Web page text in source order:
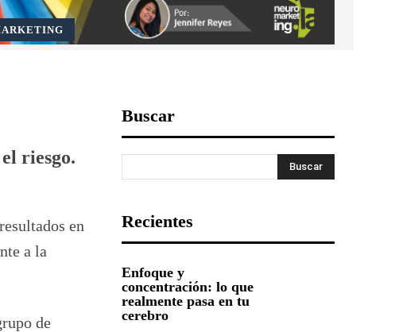
riesgo.
en
a la
de
Buscar
Buscar
Recientes
Enfoque y
concentración: lo que
realmente pasa en tu
cerebro